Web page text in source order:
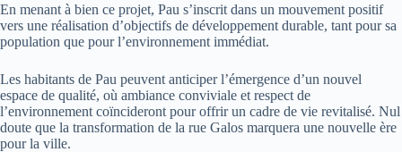
En menant à bien ce projet, Pau s’inscrit dans un mouvement positif
vers une réalisation d’objectifs de développement durable, tant pour sa
population que pour l’environnement immédiat.
Les habitants de Pau peuvent anticiper l’émergence d’un nouvel
espace de qualité, où ambiance conviviale et respect de
l’environnement coïncideront pour offrir un cadre de vie revitalisé. Nul
doute que la transformation de la rue Galos marquera une nouvelle ère
pour la ville.